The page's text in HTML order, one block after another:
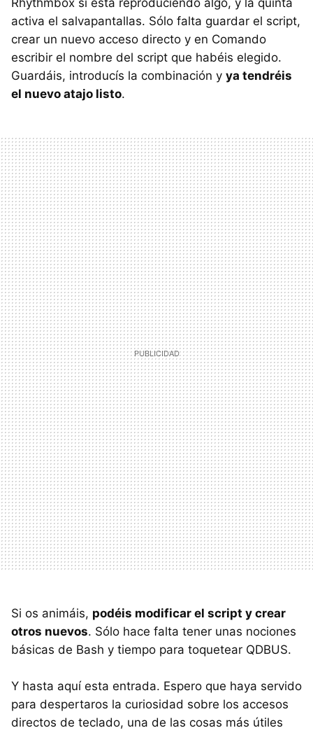
activa el salvapantallas. Sólo falta guardar el script,
crear un nuevo acceso directo y en Comando
escribir el nombre del script que habéis elegido.
Guardáis, introducís la combinación y ya tendréis
el nuevo atajo listo.
Si os animáis, podéis modificar el script y crear
otros nuevos. Sólo hace falta tener unas nociones
básicas de Bash y tiempo para toquetear QDBUS.
Y hasta aquí esta entrada. Espero que haya servido
para despertaros la curiosidad sobre los accesos
directos de teclado, una de las cosas más útiles